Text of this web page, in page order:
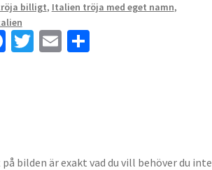
billigt, Italien tröja med eget namn,
Fa
k
T E D
bilden är exakt vad du vill behöver du inte